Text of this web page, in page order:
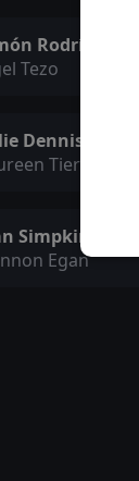
Rodríguez
Tezo
Denniston
Tierney
Simpkins
Egan